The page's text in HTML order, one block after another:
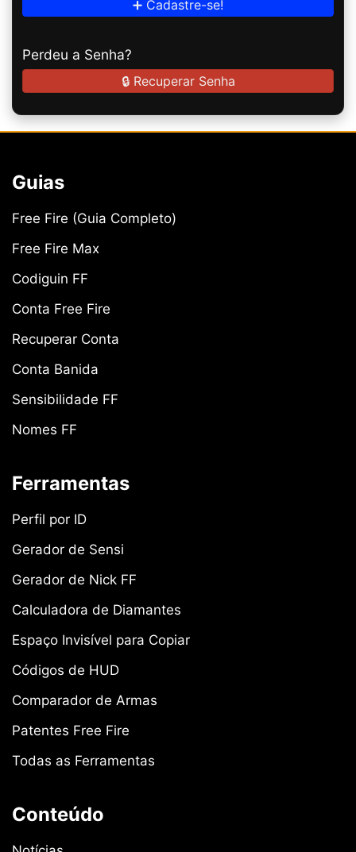
➕ Cadastre-se!
Perdeu a Senha?
🔒 Recuperar Senha
Guias
Free Fire (Guia Completo)
Free Fire Max
Codiguin FF
Conta Free Fire
Recuperar Conta
Conta Banida
Sensibilidade FF
Nomes FF
Ferramentas
Perfil por ID
Gerador de Sensi
Gerador de Nick FF
Calculadora de Diamantes
Espaço Invisível para Copiar
Códigos de HUD
Comparador de Armas
Patentes Free Fire
Todas as Ferramentas
Conteúdo